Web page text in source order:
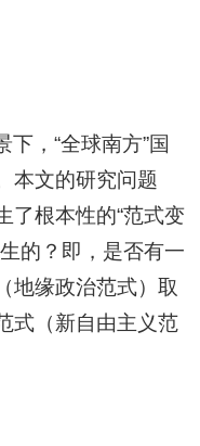
，“全球南方”国
本文的研究问题
了根本性的“范式变
的？即，是否有一
地缘政治范式）取
式（新自由主义范